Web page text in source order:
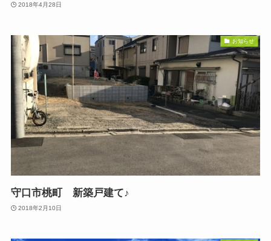
2018年4月28日
お知らせ
守口市桃町 新築戸建て♪
2018年2月10日